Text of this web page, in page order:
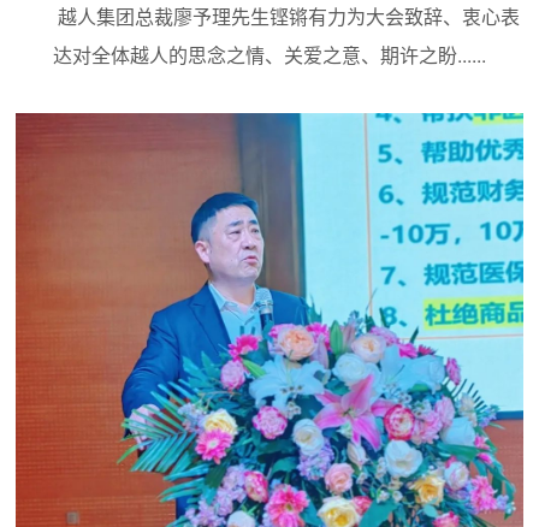
越人集团总裁廖予理先生铿锵有力为大会致辞、衷心表
达对全体越人的思念之情、关爱之意、期许之盼......